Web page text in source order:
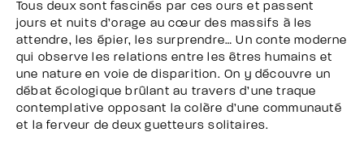
Tous deux sont fascinés par ces ours et passent
jours et nuits d’orage au cœur des massifs à les
attendre, les épier, les surprendre… Un conte moderne
qui observe les relations entre les êtres humains et
une nature en voie de disparition. On y découvre un
débat écologique brûlant au travers d’une traque
contemplative opposant la colère d’une communauté
et la ferveur de deux guetteurs solitaires.